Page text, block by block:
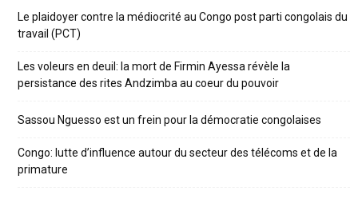
Le plaidoyer contre la médiocrité au Congo post parti congolais du
travail (PCT)
Les voleurs en deuil: la mort de Firmin Ayessa révèle la
persistance des rites Andzimba au coeur du pouvoir
Sassou Nguesso est un frein pour la démocratie congolaises
Congo: lutte d’influence autour du secteur des télécoms et de la
primature